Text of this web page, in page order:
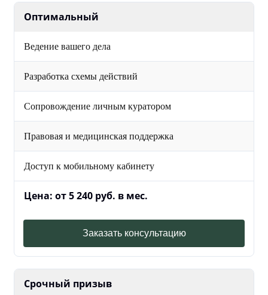
Оптимальный
Ведение вашего дела
Разработка схемы действий
Сопровождение личным куратором
Правовая и медицинская поддержка
Доступ к мобильному кабинету
Цена: от 5 240 руб. в мес.
Заказать консультацию
Срочный призыв